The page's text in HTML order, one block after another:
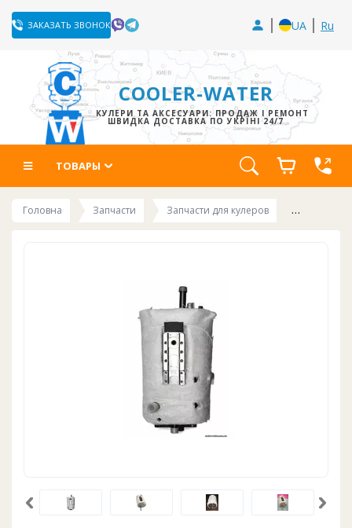
ЗАКАЗАТЬ ЗВОНОК UA Ru
COOLER-WATER
КУЛЕРИ ТА АКСЕСУАРИ: ПРОДАЖ І РЕМОНТ
ШВИДКА ДОСТАВКА ПО УКРЇНІ 24/7
ТОВАРЫ
Головна Запчасти Запчасти для кулеров